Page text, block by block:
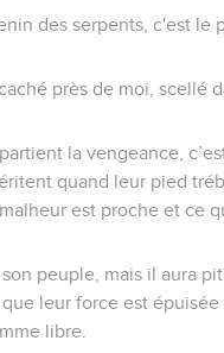
des serpents, c'est le
près de moi, scellé
la vengeance,
quand leur pied
est proche et ce
peuple, mais il aura
leur force est
libre.